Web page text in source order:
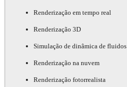
Renderização em tempo real
Renderização 3D
Simulação de dinâmica de fluidos
Renderização na nuvem
Renderização fotorrealista